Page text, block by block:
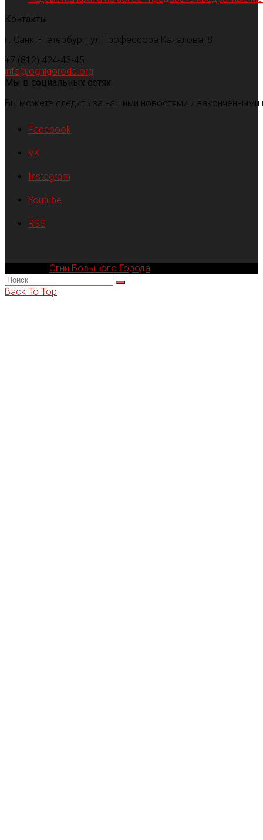
Контакты
г. Санкт-Петербург, ул Профессора Качалова, 8
+7 (812) 424-43-45
info@ognigoroda.org
Мы в социальных сетях
Вы можете следить за нашими новостями и
Facebook
VK
Instagram
Youtube
RSS
Огни Большого Города
Back To Top